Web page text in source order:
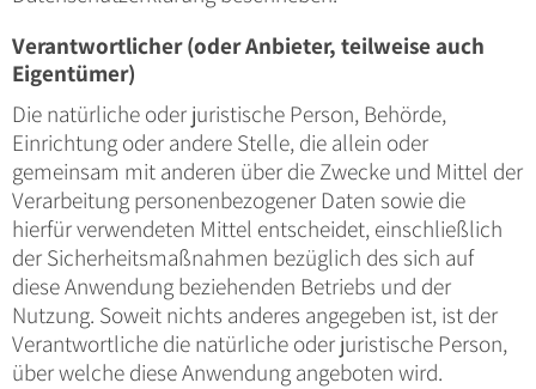
Verantwortlicher (oder Anbieter, teilweise auch
Eigentümer)
Die natürliche oder juristische Person, Behörde,
Einrichtung oder andere Stelle, die allein oder
gemeinsam mit anderen über die Zwecke und Mittel der
Verarbeitung personenbezogener Daten sowie die
hierfür verwendeten Mittel entscheidet, einschließlich
der Sicherheitsmaßnahmen bezüglich des sich auf
diese Anwendung beziehenden Betriebs und der
Nutzung. Soweit nichts anderes angegeben ist, ist der
Verantwortliche die natürliche oder juristische Person,
über welche diese Anwendung angeboten wird.